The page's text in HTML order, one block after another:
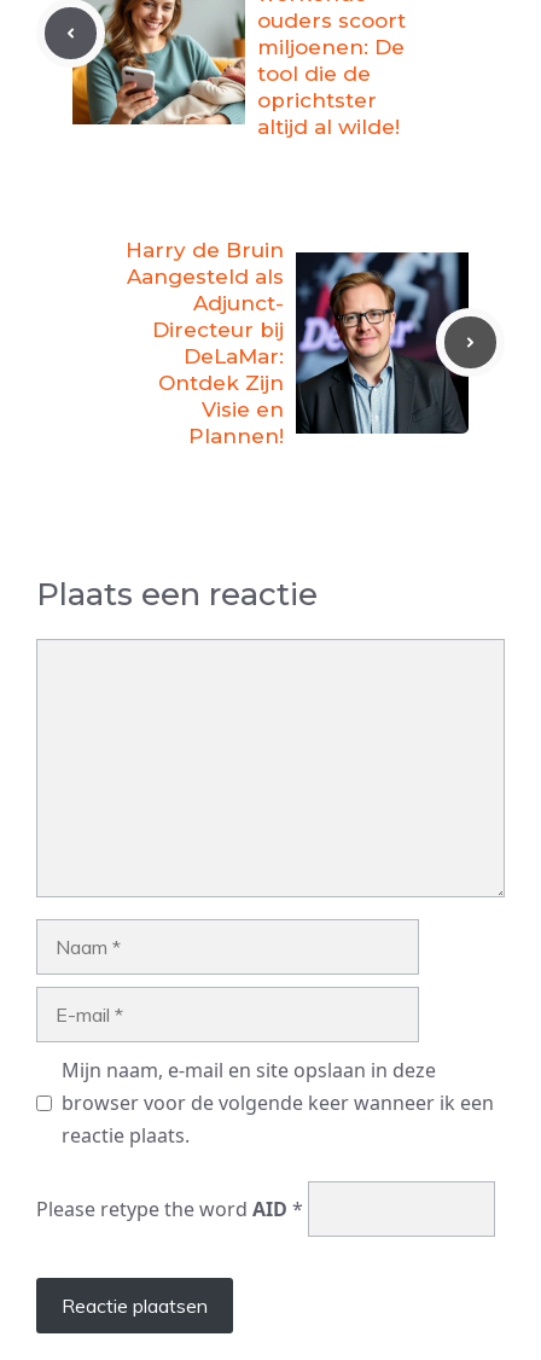
ouders scoort
miljoenen: De
tool die de
oprichtster
altijd al wilde!
Harry de Bruin
Aangesteld als
Adjunct-
Directeur bij
DeLaMar:
Ontdek Zijn
Visie en
Plannen!
Plaats een reactie
Mijn naam, e-mail en site opslaan in deze
browser voor de volgende keer wanneer ik een
reactie plaats.
Please retype the word AID *